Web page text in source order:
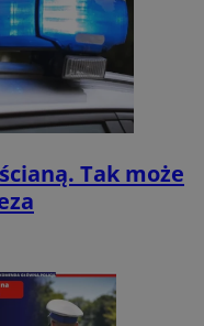
Tak może